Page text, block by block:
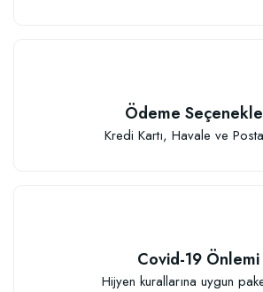
Ödeme
Kredi Kartı, Havale ve
Covid-19 Önlemi
Hijyen kurallarına uygun